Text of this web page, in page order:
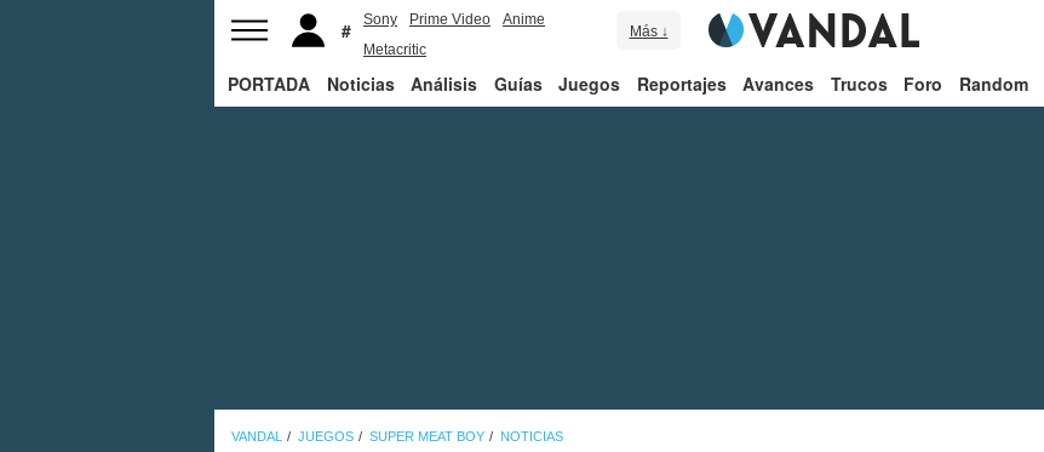
Sony Prime Video
Anime
Metacritic
Más ↓
PORTADA Noticias Análisis Guías Juegos Reportajes Avances Trucos Foro Random
VANDAL JUEGOS SUPER MEAT BOY NOTICIAS